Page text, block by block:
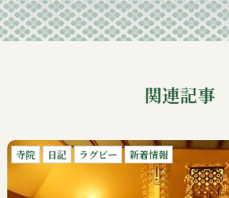
関連記事
寺院 日記 ラグビー 新着情報